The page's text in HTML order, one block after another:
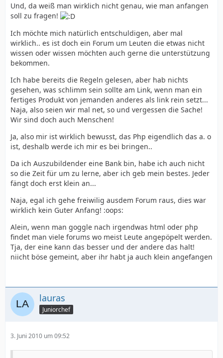
Und, da weiß man wirklich nicht genau, wie man anfangen
soll zu fragen!
Ich möchte mich natürlich entschuldigen, aber mal
wirklich.. es ist doch ein Forum um Leuten die etwas nicht
wissen oder wissen möchten auch gerne die unterstützung
bekommen.
Ich habe bereits die Regeln gelesen, aber hab nichts
gesehen, was schlimm sein sollte am Link, wenn man ein
fertiges Produkt von jemanden anderes als link rein setzt...
Naja, also seien wir mal net, so und vergessen die Sache!
Wir sind doch auch Menschen!
Ja, also mir ist wirklich bewusst, das Php eigendlich das a. o
ist, deshalb werde ich mir es bei bringen..
Da ich Auszubildender eine Bank bin, habe ich auch nicht
so die Zeit für um zu lerne, aber ich geb mein bestes. Jeder
fängt doch erst klein an...
Naja, egal ich gehe freiwilig ausdem Forum raus, dies war
wirklich kein Guter Anfang! :oops:
Alein, wenn man goggle nach irgendwas html oder php
findet man viele forums wo meist Leute angepöpelt werden.
Tja, der eine kann das besser und der andere das halt!
niicht böse gemeint, aber ihr habt ja auch klein angefangen
lauras
Juniorchef
3. Juni 2010 um 09:52